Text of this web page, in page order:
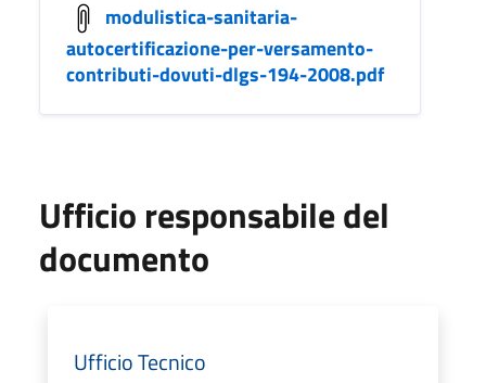
modulistica-sanitaria-
autocertificazione-per-versamento-
contributi-dovuti-dlgs-194-2008.pdf
Ufficio responsabile del
documento
Ufficio Tecnico